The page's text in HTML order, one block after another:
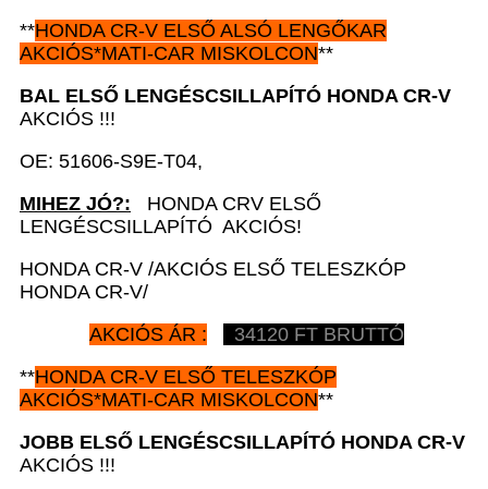
**HONDA CR-V ELSŐ ALSÓ LENGŐKAR
AKCIÓS*MATI-CAR MISKOLCON**
BAL ELSŐ LENGÉSCSILLAPÍTÓ HONDA CR-V
AKCIÓS !!!
OE: 51606-S9E-T04,
MIHEZ JÓ?: HONDA CRV ELSŐ
LENGÉSCSILLAPÍTÓ AKCIÓS!
HONDA CR-V /AKCIÓS ELSŐ TELESZKÓP
HONDA CR-V/
AKCIÓS ÁR :
34120 FT BRUTTÓ
**HONDA CR-V ELSŐ TELESZKÓP
AKCIÓS*MATI-CAR MISKOLCON**
JOBB ELSŐ LENGÉSCSILLAPÍTÓ HONDA CR-V
AKCIÓS !!!